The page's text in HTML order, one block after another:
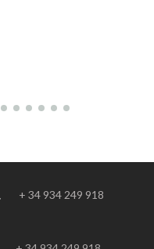
+ 34 934 249 918